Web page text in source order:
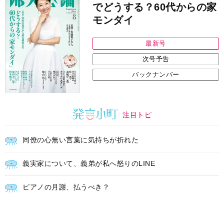
でどうする？60代からの家
モンダイ
最新号
次号予告
バックナンバー
注目トピ
同僚の心無い言葉に気持ちが折れた
義実家について、義弟が私へ怒りのLINE
ピアノの月謝、払うべき？